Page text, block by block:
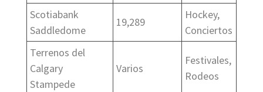
Scotiabank
Saddledome
19,289
Hockey,
Conciertos
Terrenos del
Calgary
Stampede
Varios
Festivales,
Rodeos